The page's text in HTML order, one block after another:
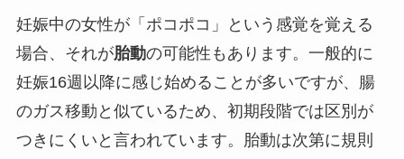
妊娠中の女性が「ポコポコ」という感覚を覚える
場合、それが胎動の可能性もあります。一般的に
妊娠16週以降に感じ始めることが多いですが、腸
のガス移動と似ているため、初期段階では区別が
つきにくいと言われています。胎動は次第に規則